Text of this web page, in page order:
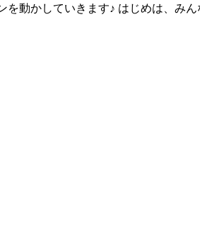
動かしていきます♪ はじめは、みん